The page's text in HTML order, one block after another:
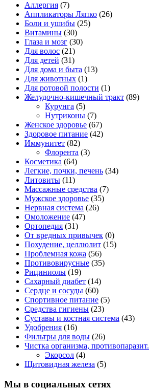
Аллергия (7)
Аппликаторы Ляпко (26)
Боли и ушибы (25)
Витамины (30)
Глаза и мозг (30)
Для волос (21)
Для детей (31)
Для дома и быта (13)
Для животных (1)
Для ротовой полости (1)
Желудочно-кишечный тракт (89)
Курунга (5)
Нутриконы (7)
Женское здоровье (67)
Здоровое питание (42)
Иммунитет (82)
Флорента (3)
Косметика (64)
Легкие, почки, печень (34)
Литовиты (11)
Массажные средства (7)
Мужское здоровье (35)
Нервная система (26)
Омоложение (47)
Ортопедия (31)
От вредных привычек (0)
Похудение, целлюлит (15)
Проблемная кожа (56)
Противовирусные (35)
Рициниолы (19)
Сахарный диабет (14)
Сердце и сосуды (60)
Спортивное питание (5)
Средства гигиены (23)
Суставы и костная система (43)
Удобрения (16)
Фильтры для воды (26)
Чистка организма, противопаразит.
Экорсол (4)
Щитовидная железа (5)
Мы в социальных сетях